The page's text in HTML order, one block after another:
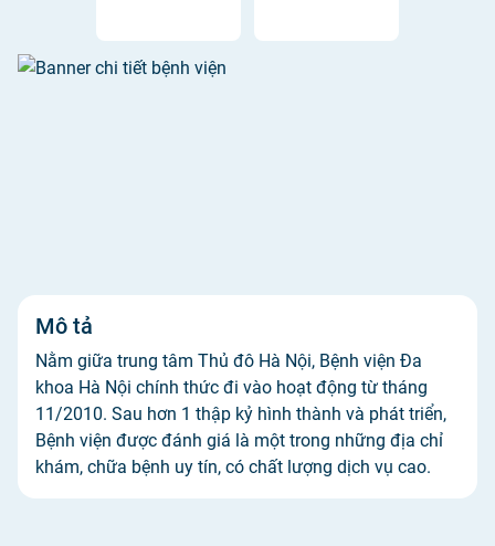
Mô tả
Nằm giữa trung tâm Thủ đô Hà Nội, Bệnh viện Đa
khoa Hà Nội chính thức đi vào hoạt động từ tháng
11/2010. Sau hơn 1 thập kỷ hình thành và phát triển,
Bệnh viện được đánh giá là một trong những địa chỉ
khám, chữa bệnh uy tín, có chất lượng dịch vụ cao.